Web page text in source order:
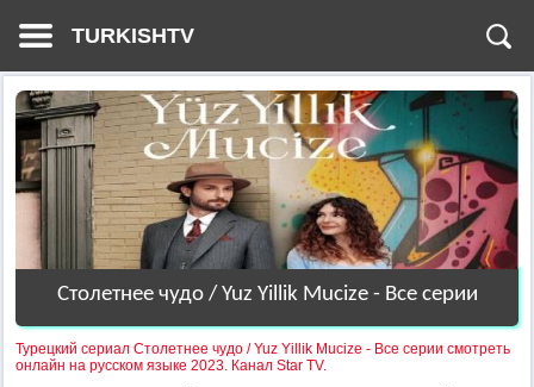
TURKISHTV
Столетнее чудо / Yuz Yillik Mucize - Все серии
Турецкий сериал Столетнее чудо / Yuz Yillik Mucize - Все серии смотреть
онлайн на русском языке 2023. Канал Star TV.